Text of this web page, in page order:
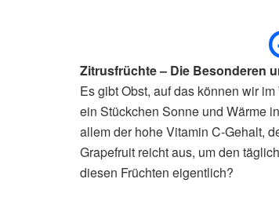
Zitrusfrüchte – Die Besonderen
Es gibt Obst, auf das können wir
ein Stückchen Sonne und Wärme
allem der hohe Vitamin C-Gehalt,
Grapefruit reicht aus, um den
diesen Früchten eigentlich?